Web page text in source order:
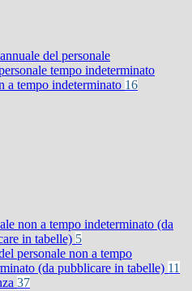
del personale
tempo indeterminato
a tempo indeterminato 16
non a tempo indeterminato (da
in tabelle) 5
personale non a tempo
(da pubblicare in tabelle) 11
37